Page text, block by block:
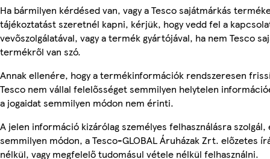
Ha bármilyen kérdésed van, vagy a Tesco sajátmárkás
tájékoztatást szeretnél kapni, kérjük, hogy vedd fel a
vevőszolgálatával, vagy a termék gyártójával, ha nem Tesco
termékről van szó.
Annak ellenére, hogy a termékinformációk rendszeresen
Tesco nem vállal felelősséget semmilyen helytelen
a jogaidat semmilyen módon nem érinti.
A jelen információ kizárólag személyes felhasználásra
semmilyen módon, a Tesco-GLOBAL Áruházak Zrt. előzetes
nélkül, vagy megfelelő tudomásul vétele nélkül felhasználni.